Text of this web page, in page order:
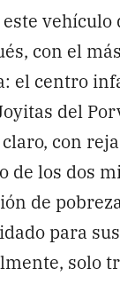
vehículo
con el
el centro
del
con
de los dos
de
para
solo